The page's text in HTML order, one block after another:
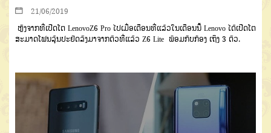
21/06/2019
ຫຼັງຈາກທີ່ເປີດໂຕ LenovoZ6 Pro ໄປເມື່ອເດືອນທີ່ແລ້ວໃນເດືອນນີ້ Lenovo ໄດ້ເປີດໂຕ
ສະມາດໂຟນລຸ້ນປະຢັດລົງມາຈາກຕົວທີ່ແລ້ວ Z6 Lite ພ້ອມກັບກ້ອງ ເຖິງ 3 ຕົວ.